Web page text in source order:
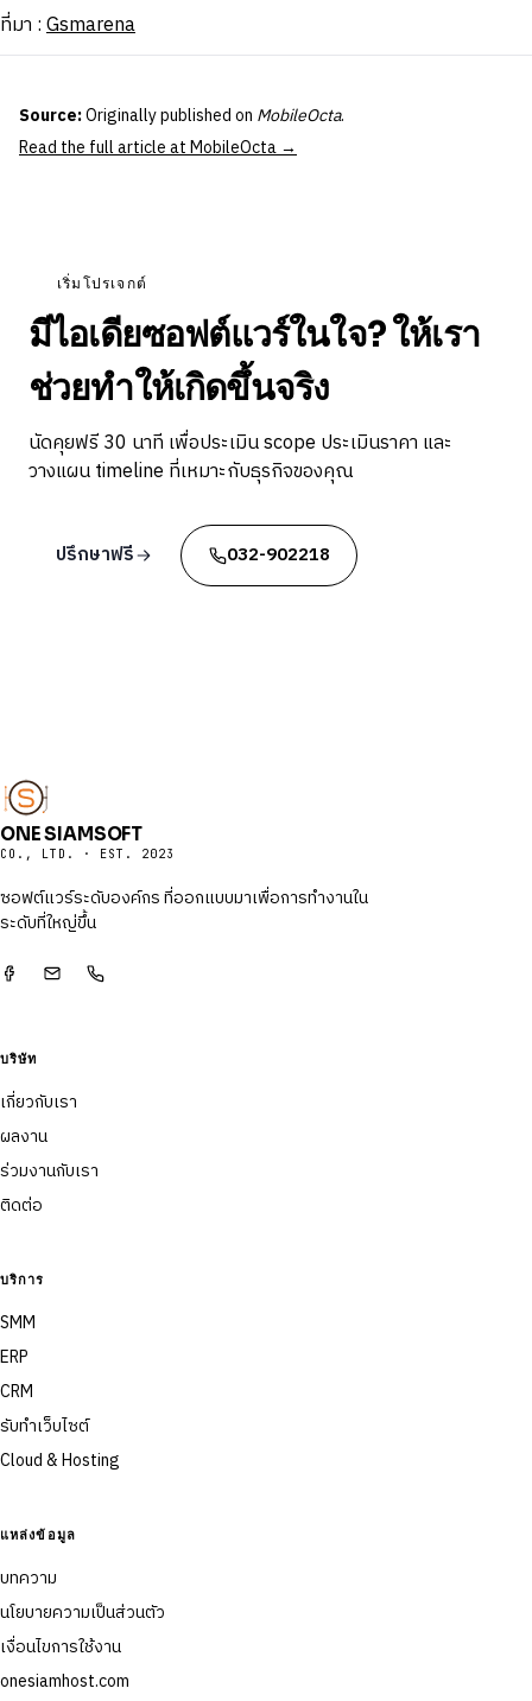
ที่มา :Gsmarena
Source:Originally published on MobileOcta.
Read the full article at MobileOcta →
เริ่มโปรเจกต์
มีไอเดียซอฟต์แวร์ในใจ? ให้เรา
ช่วยทำให้เกิดขึ้นจริง
นัดคุยฟรี 30 นาที เพื่อประเมิน scope ประเมินราคา และ
วางแผน timeline ที่เหมาะกับธุรกิจของคุณ
ปรึกษาฟรี 032-902218
ONE SIAMSOFT
CO., LTD. · EST. 2023
ซอฟต์แวร์ระดับองค์กร ที่ออกแบบมาเพื่อการทำงานใน
ระดับที่ใหญ่ขึ้น
บริษัท
เกี่ยวกับเรา
ผลงาน
ร่วมงานกับเรา
ติดต่อ
บริการ
SMM
ERP
CRM
รับทำเว็บไซต์
Cloud & Hosting
แหล่งข้อมูล
บทความ
นโยบายความเป็นส่วนตัว
เงื่อนไขการใช้งาน
onesiamhost.com